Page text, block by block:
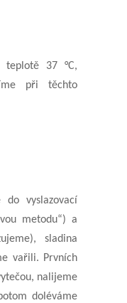
37 °C,
při těchto
do vyslazovací
metodu“) a
sladina
vařili. Prvních
nalijeme
doléváme